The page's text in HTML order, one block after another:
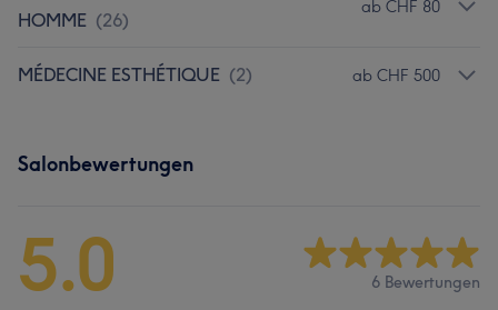
HOMME (26)
ab CHF 80
MÉDECINE ESTHÉTIQUE (2) ab CHF 500
Salonbewertungen
5.0 6 Bewertungen